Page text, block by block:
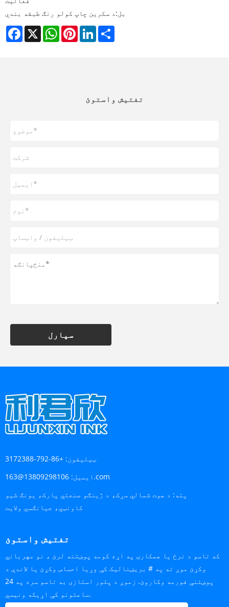
بل:د سکرین چاپ کولو رنګ طبقه بندي
Facebook
X WhatsAppPinterestLinkedIn
تفتیش واستوئ
سپارل
ټیلیفون: +86-792-3172388
ایمیل: 13809298106@163.com
پته: د هوت شمالي سړک، د ژینګو صنعتي پارک، یونګ شیو
کاونټي، جیانګسي ولایت
تفتیش واستوئ
که تاسو د نرخ یا همکارۍ په اړه کومه پوښتنه لرئ ، نو مهرباني
وکړئ موږ ته په # بریښنالیک کې وړیا احساس وکړئ یا لاندې د
پوښتنې فورمه وکاروئ. زموږ د پلور استازی به تاسو سره په 24
ساعتونو کې اړیکه ونیسي.